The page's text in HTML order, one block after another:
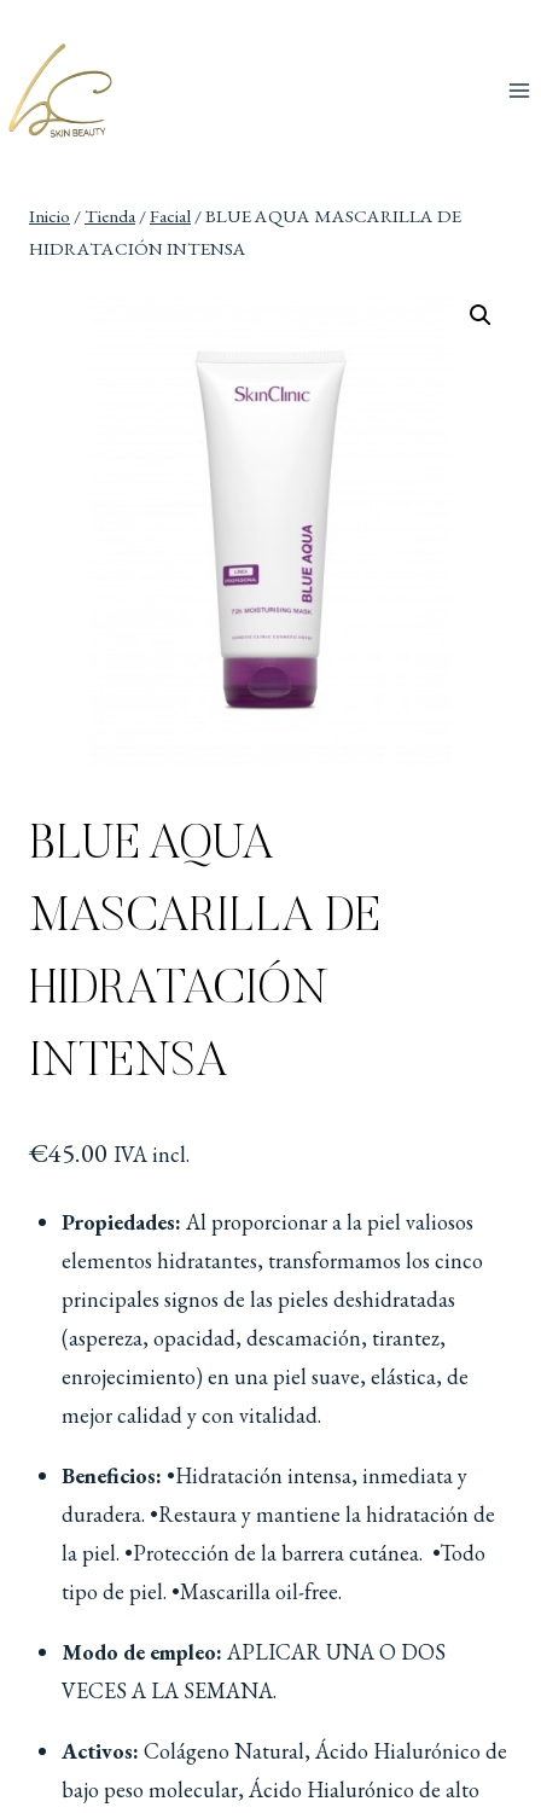
Inicio /Tienda/Facial/BLUE AQUA MASCARILLA DE
HIDRATACIÓN INTENSA
BLUE AQUA
MASCARILLA DE
HIDRATACIÓN
INTENSA
€45.00 IVA incl.
Propiedades: Al proporcionar a la piel valiosos
elementos hidratantes, transformamos los cinco
principales signos de las pieles deshidratadas
(aspereza, opacidad, descamación, tirantez,
enrojecimiento) en una piel suave, elástica, de
mejor calidad y con vitalidad.
Beneficios: •Hidratación intensa, inmediata y
duradera. •Restaura y mantiene la hidratación de
la piel. •Protección de la barrera cutánea. •Todo
tipo de piel. •Mascarilla oil-free.
Modo de empleo: APLICAR UNA O DOS
VECES A LA SEMANA.
Activos: Colágeno Natural, Ácido Hialurónico de
bajo peso molecular, Ácido Hialurónico de alto